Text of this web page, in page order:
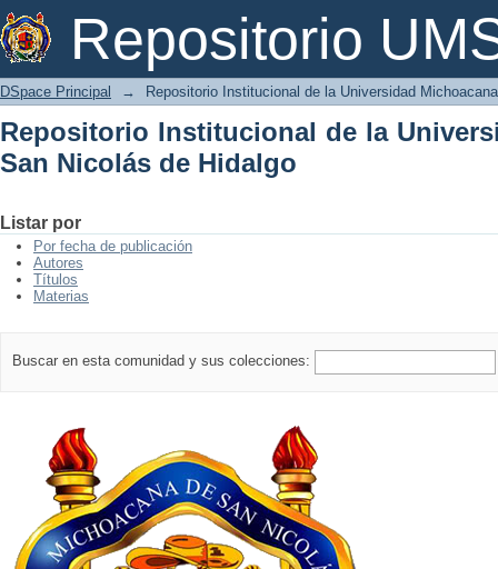
Repositorio
Repositorio Institucional de la
DSpace Principal → Repositorio Institucional de la Universidad
Repositorio Institucional de la
San Nicolás de Hidalgo
Listar por
Por fecha de publicación
Autores
Títulos
Materias
Buscar en esta comunidad y sus colecciones: